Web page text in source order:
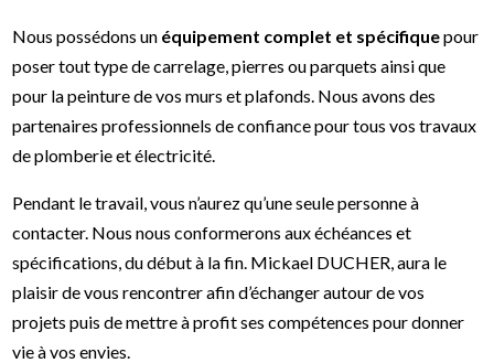
Nous possédons un équipement complet et spécifiquepour
poser tout type de carrelage, pierres ou parquets ainsi que
pour la peinture de vos murs et plafonds. Nous avons des
partenaires professionnels de confiance pour tous vos travaux
de plomberie et électricité.
Pendant le travail, vous n’aurez qu’une seule personne à
contacter. Nous nous conformerons aux échéances et
spécifications, du début à la fin. Mickael DUCHER, aura le
plaisir de vous rencontrer afin d’échanger autour de vos
projets puis de mettre à profit ses compétences pour donner
vie à vos envies.